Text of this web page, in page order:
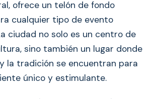
ofrece un telón de fondo
cualquier tipo de evento
ciudad no solo es un centro de
sino también un lugar donde
la tradición se encuentran para
único y estimulante.